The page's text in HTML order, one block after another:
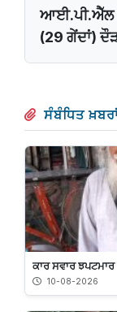
ਆਈ.ਪੀ.ਐੱਲ
(29 ਗੇਂਦਾਂ)
ਸੰਬੰਧਿਤ
ਕਾਰ ਸਵਾਰ
10-08-2026